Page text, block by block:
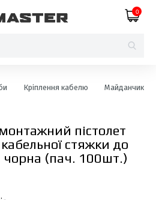
0
Кріплення кабелю Майданчик
пістолет
стяжки до
(пач. 100шт.)